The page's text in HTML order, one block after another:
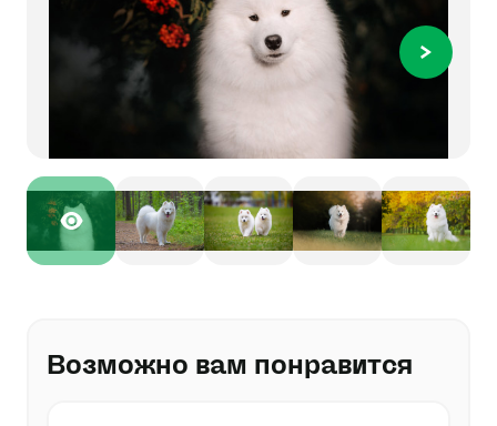
Возможно вам понравится